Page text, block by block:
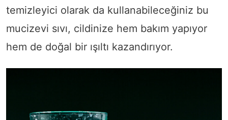
temizleyici olarak da kullanabileceğiniz bu
mucizevi sıvı, cildinize hem bakım yapıyor
hem de doğal bir ışıltı kazandırıyor.